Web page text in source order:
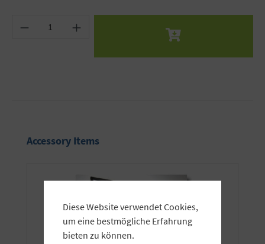
Produkt Anzahl: Gib den gewünschten Wert
Produktgalerie überspringen
Accessory Items
Diese Website verwendet Cookies,
um eine bestmögliche Erfahrung
bieten zu können.